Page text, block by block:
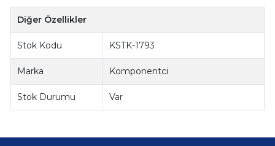
Diğer Özellikler
Stok Kodu KSTK-1793
Marka Komponentci
Stok Durumu Var